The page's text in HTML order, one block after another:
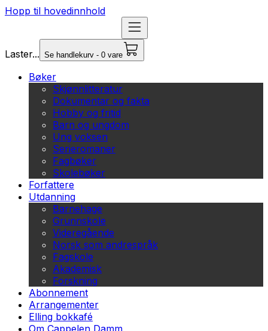
Hopp til hovedinnhold
Laster... Se handlekurv - 0 vare
Bøker
Skjønnlitteratur
Dokumentar og fakta
Hobby og fritid
Barn og ungdom
Ung voksen
Serieromaner
Fagbøker
Skolebøker
Forfattere
Utdanning
Barnehage
Grunnskole
Videregående
Norsk som andrespråk
Fagskole
Akademisk
Forskning
Abonnement
Arrangementer
Elling bokkafé
Om Cappelen Damm